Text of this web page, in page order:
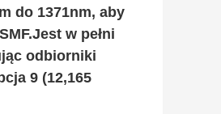
do 1371nm, aby
w pełni
odbiorniki
9 (12,165